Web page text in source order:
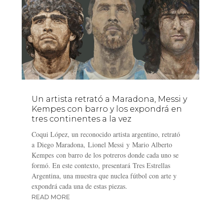
Un artista retrató a Maradona, Messi y
Kempes con barro y los expondrá en
tres continentes a la vez
Coqui López, un reconocido artista argentino, retrató
a Diego Maradona, Lionel Messi y Mario Alberto
Kempes con barro de los potreros donde cada uno se
formó. En este contexto, presentará Tres Estrellas
Argentina, una muestra que nuclea fútbol con arte y
expondrá cada una de estas piezas.
READ MORE